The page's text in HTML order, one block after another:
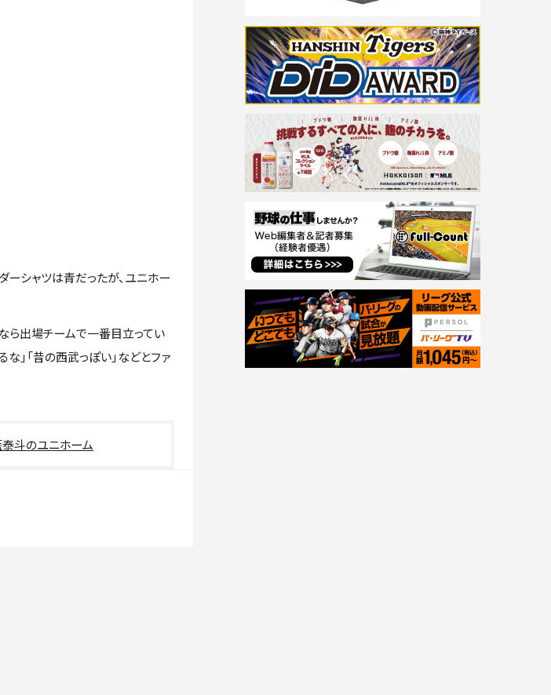
シャツは青だったが、ユニホー
ら出場チームで一番目立ってい
な」「昔の西武っぽい」などとファ
斗のユニホーム